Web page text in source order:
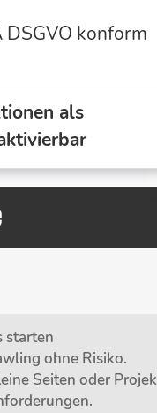
DSGVO konform
als
starten
ohne Risiko.
Seiten oder